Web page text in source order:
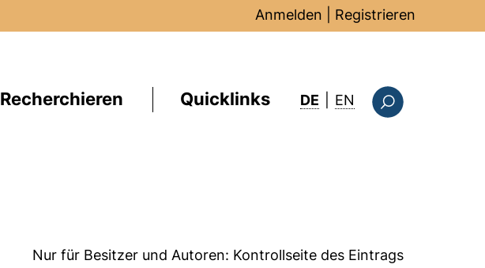
Anmelden Registrieren
Recherchieren Quicklinks DE EN : this page in
Nur für Besitzer und Autoren: Kontrollseite des Eintrags